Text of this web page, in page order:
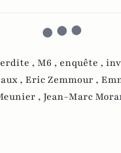
, M6 , enquête ,
, Eric Zemmour ,
, Jean-Marc